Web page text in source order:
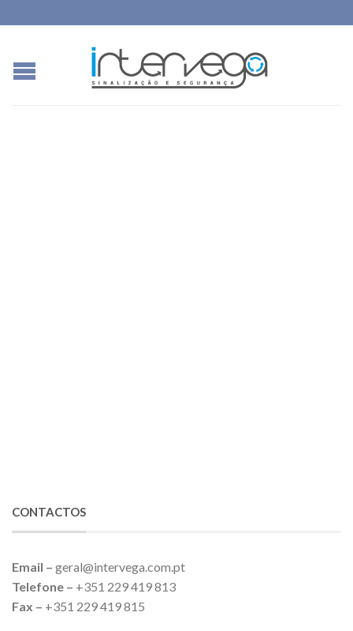
CONTACTOS
Email – geral@intervega.com.pt
Telefone – +351 229 419 813
Fax – +351 229 419 815